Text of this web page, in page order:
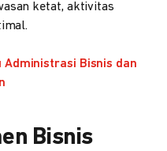
ketat, aktivitas
Administrasi Bisnis dan
Bisnis